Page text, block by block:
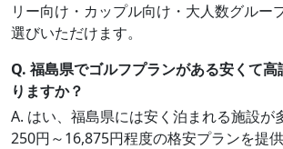
リー向け・カップル向け・大人数グルー
選びいただけます。
Q. 福島県でゴルフプランがある安くて
りますか？
A. はい、福島県には安く泊まれる施設が
250円～16,875円程度の格安プランを提